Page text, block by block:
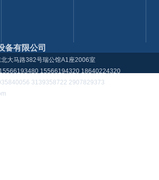
备有限公司
大马路382号瑞公馆A1座2006室
15566194320 18640224320
3139358722 2907829373